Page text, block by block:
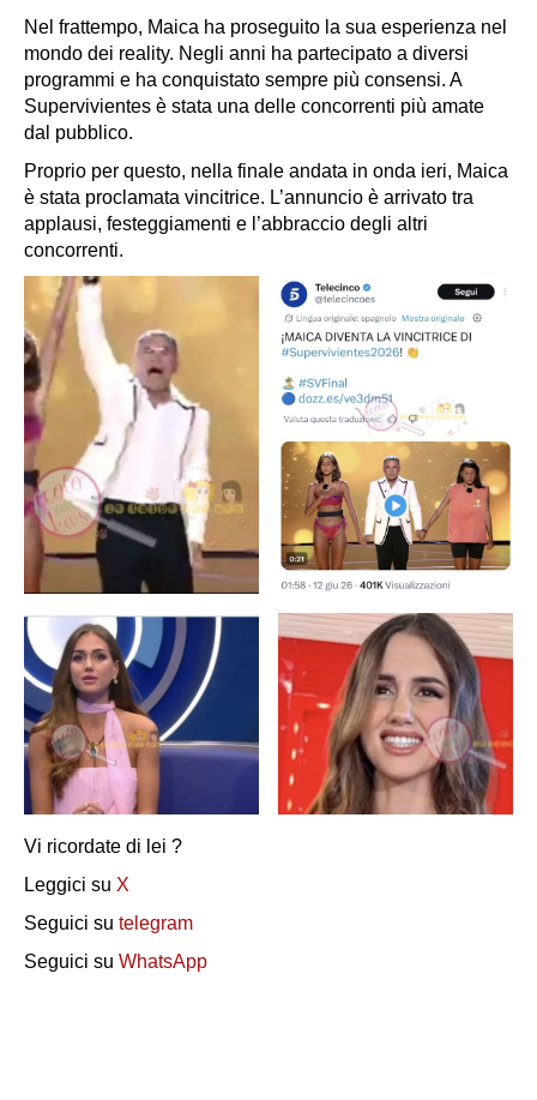
Nel frattempo, Maica ha proseguito la sua esperienza nel
mondo dei reality. Negli anni ha partecipato a diversi
programmi e ha conquistato sempre più consensi. A
Supervivientes è stata una delle concorrenti più amate
dal pubblico.
Proprio per questo, nella finale andata in onda ieri, Maica
è stata proclamata vincitrice. L’annuncio è arrivato tra
applausi, festeggiamenti e l’abbraccio degli altri
concorrenti.
Vi ricordate di lei ?
Leggici su X
Seguici su telegram
Seguici su WhatsApp